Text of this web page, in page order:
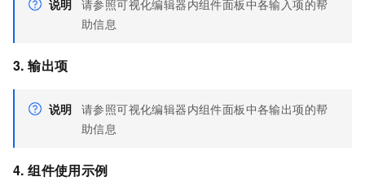
说明 请参照可视化编辑器内组件面板中各输入项的帮
助信息
3. 输出项
说明 请参照可视化编辑器内组件面板中各输出项的帮
助信息
4. 组件使用示例